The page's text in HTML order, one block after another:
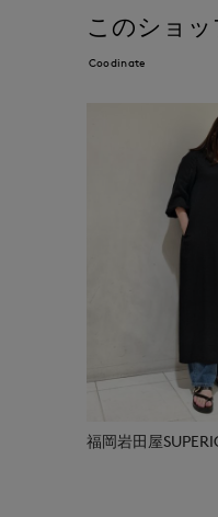
このショ
Coodinate
福岡岩田屋